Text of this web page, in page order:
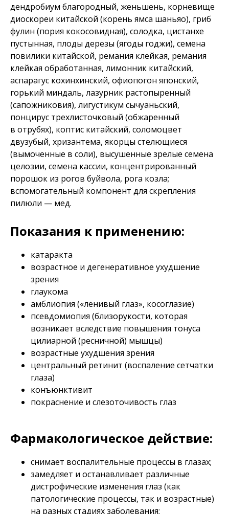
дендробиум благородный, женьшень, корневище
диоскореи китайской (корень ямса шаньяо), гриб
фулин (пория кокосовидная), солодка, цистанхе
пустынная, плоды дерезы (ягоды годжи), семена
повилики китайской, ремания клейкая, ремания
клейкая обработанная, лимонник китайский,
аспарагус кохинхинский, офиопогон японский,
горький миндаль, лазурник растопыренный
(сапожниковия), лигустикум сычуаньский,
понцирус трехлисточковый (обжаренный
в отрубях), коптис китайский, соломоцвет
двузубый, хризантема, якорцы стелющиеся
(вымоченные в соли), высушенные зрелые семена
целозии, семена кассии, концентрированный
порошок из рогов буйвола, рога козла;
вспомогательный компонент для скрепления
пилюли — мед.
Показания к применению:
катаракта
возрастное и дегенеративное ухудшение
зрения
глаукома
амблиопия («ленивый глаз», косоглазие)
псевдомиопия (близорукости, которая
возникает вследствие повышения тонуса
цилиарной (ресничной) мышцы)
возрастные ухудшения зрения
центральный ретинит (воспаление сетчатки
глаза)
конъюнктивит
покраснение и слезоточивость глаз
Фармакологическое действие:
снимает воспалительные процессы в глазах;
замедляет и останавливает различные
дистрофические изменения глаз (как
патологические процессы, так и возрастные)
на разных стадиях заболевания;